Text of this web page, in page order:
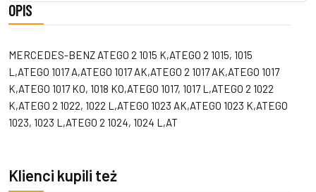
OPIS
MERCEDES-BENZ ATEGO 2 1015 K,ATEGO 2 1015, 1015
L,ATEGO 1017 A,ATEGO 1017 AK,ATEGO 2 1017 AK,ATEGO 1017
K,ATEGO 1017 KO, 1018 KO,ATEGO 1017, 1017 L,ATEGO 2 1022
K,ATEGO 2 1022, 1022 L,ATEGO 1023 AK,ATEGO 1023 K,ATEGO
1023, 1023 L,ATEGO 2 1024, 1024 L,AT
Klienci kupili też